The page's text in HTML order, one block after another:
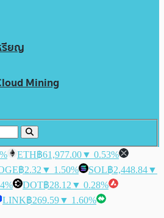
รียญ
Mining
ETH฿61,977.00▼ 0.53%
฿2.32 ▼ 1.50% SOL฿2,448.84▼
DOT฿28.12 ▼ 0.28%
LINK฿269.59▼ 1.60%